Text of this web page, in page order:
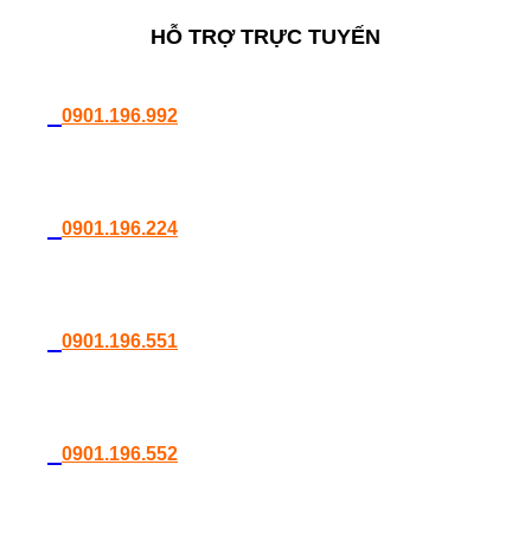
HỖ TRỢ TRỰC TUYẾN
0901.196.992
0901.196.224
0901.196.551
0901.196.552